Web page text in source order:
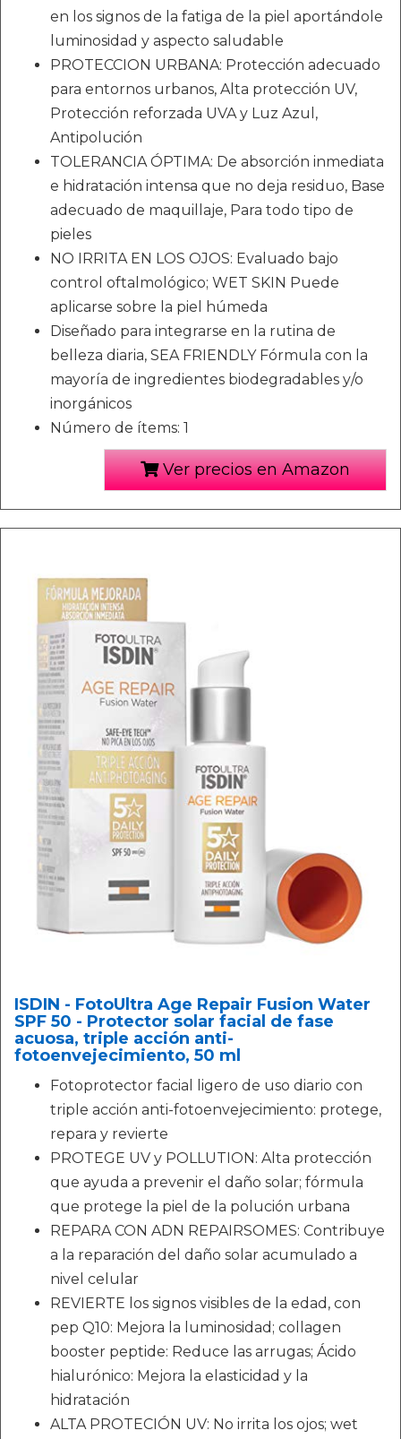
en los signos de la fatiga de la piel aportándole
luminosidad y aspecto saludable
PROTECCION URBANA: Protección adecuado
para entornos urbanos, Alta protección UV,
Protección reforzada UVA y Luz Azul,
Antipolución
TOLERANCIA ÓPTIMA: De absorción inmediata
e hidratación intensa que no deja residuo, Base
adecuado de maquillaje, Para todo tipo de
pieles
NO IRRITA EN LOS OJOS: Evaluado bajo
control oftalmológico; WET SKIN Puede
aplicarse sobre la piel húmeda
Diseñado para integrarse en la rutina de
belleza diaria, SEA FRIENDLY Fórmula con la
mayoría de ingredientes biodegradables y/o
inorgánicos
Número de ítems: 1
Ver precios en Amazon
ISDIN - FotoUltra Age Repair Fusion Water
SPF 50 - Protector solar facial de fase
acuosa, triple acción anti-
fotoenvejecimiento, 50 ml
Fotoprotector facial ligero de uso diario con
triple acción anti-fotoenvejecimiento: protege,
repara y revierte
PROTEGE UV y POLLUTION: Alta protección
que ayuda a prevenir el daño solar; fórmula
que protege la piel de la polución urbana
REPARA CON ADN REPAIRSOMES: Contribuye
a la reparación del daño solar acumulado a
nivel celular
REVIERTE los signos visibles de la edad, con
pep Q10: Mejora la luminosidad; collagen
booster peptide: Reduce las arrugas; Ácido
hialurónico: Mejora la elasticidad y la
hidratación
ALTA PROTECIÓN UV: No irrita los ojos; wet